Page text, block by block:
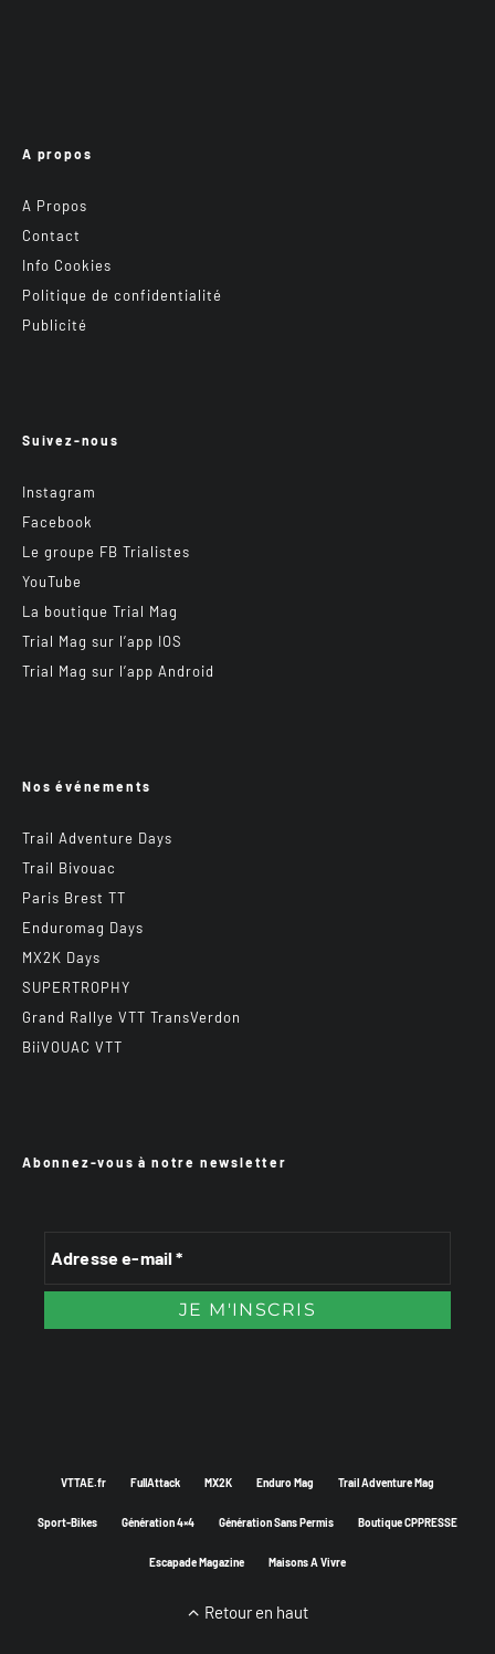
A propos
A Propos
Contact
Info Cookies
Politique de confidentialité
Publicité
Suivez-nous
Instagram
Facebook
Le groupe FB Trialistes
YouTube
La boutique Trial Mag
Trial Mag sur l’app IOS
Trial Mag sur l’app Android
Nos événements
Trail Adventure Days
Trail Bivouac
Paris Brest TT
Enduromag Days
MX2K Days
SUPERTROPHY
Grand Rallye VTT TransVerdon
BiiVOUAC VTT
Abonnez-vous à notre newsletter
VTTAE.fr FullAttack MX2K Enduro Mag Trail Adventure Mag
Sport-Bikes Génération 4×4 Génération Sans Permis Boutique CPPRESSE
Escapade Magazine Maisons A Vivre
Retour en haut